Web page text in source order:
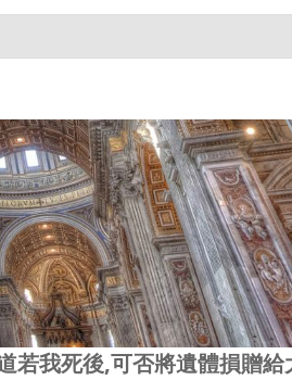
若我死後,可否將遺體損贈